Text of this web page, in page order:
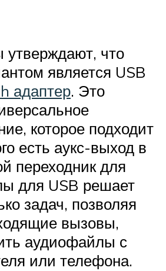
что
является USB
адаптер. Это
которое подходит
есть аукс-выход в
переходник для
для USB решает
задач, позволяя
вызовы,
аудиофайлы с
или телефона.